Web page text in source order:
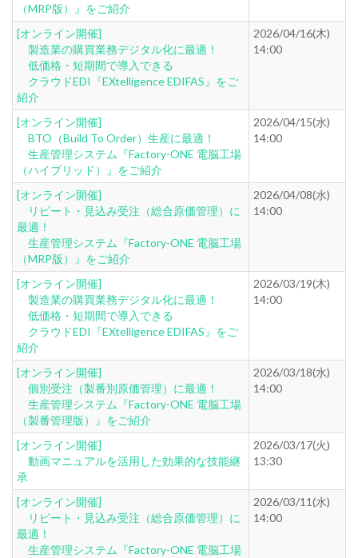
（MRP版）』をご紹介
[オンライン開催]
製造業の購買業務デジタル化に最適！
低価格・短期間で導入できる
クラウドEDI『EXtelligence EDIFAS』をご
紹介
2026/04/16(木)
14:00
[オンライン開催]
BTO（Build To Order）生産に最適！
生産管理システム『Factory-ONE 電脳工場
（ハイブリッド）』をご紹介
2026/04/15(水)
14:00
[オンライン開催]
リピート・見込み受注（総合原価管理）に
最適！
生産管理システム『Factory-ONE 電脳工場
（MRP版）』をご紹介
2026/04/08(水)
14:00
[オンライン開催]
製造業の購買業務デジタル化に最適！
低価格・短期間で導入できる
クラウドEDI『EXtelligence EDIFAS』をご
紹介
2026/03/19(木)
14:00
[オンライン開催]
個別受注（製番別原価管理）に最適！
生産管理システム『Factory-ONE 電脳工場
（製番管理版）』をご紹介
2026/03/18(水)
14:00
[オンライン開催]
動画マニュアルを活用した効果的な技能継
承
2026/03/17(火)
13:30
[オンライン開催]
リピート・見込み受注（総合原価管理）に
最適！
生産管理システム『Factory-ONE 電脳工場
2026/03/11(水)
14:00